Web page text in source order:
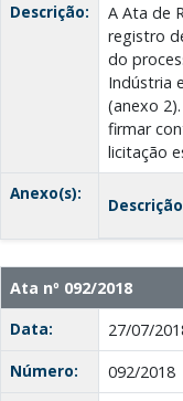
Descrição:
A Ata de
registro
do
Indústria
(anexo
firmar
licitação
Anexo(s):
Ata nº 092/2018
Data:
27/07/
Número:
092/2018